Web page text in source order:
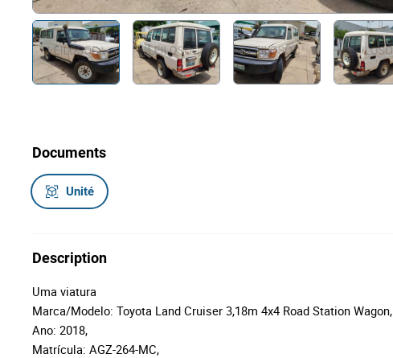
Documents
Unité
Description
Uma viatura
Marca/Modelo: Toyota Land Cruiser 3,18m 4x4 Road Station Wagon,
Ano: 2018,
Matrícula: AGZ-264-MC,